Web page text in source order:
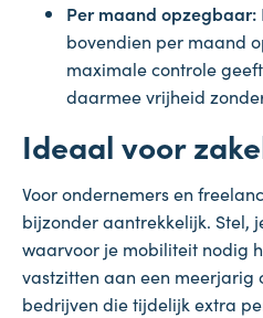
Per maand opzegbaar:
bovendien per maand
maximale controle
daarmee vrijheid zonder
Ideaal voor
Voor ondernemers en
bijzonder aantrekkelijk. Stel,
waarvoor je mobiliteit nodig
vastzitten aan een meerjarig
bedrijven die tijdelijk extra